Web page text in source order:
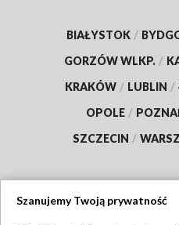
BIAŁYSTOK /
GORZÓW WLKP. /
KRAKÓW / LUBLIN /
OPOLE /
SZCZECIN /
Szanujemy Twoją prywatność